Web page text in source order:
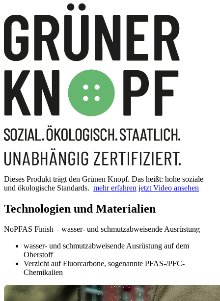
Dieses Produkt trägt den Grünen Knopf. Das heißt: hohe soziale
und ökologische Standards. mehr erfahren jetzt Video ansehen
Technologien und Materialien
NoPFAS Finish – wasser- und schmutzabweisende Ausrüstung
wasser- und schmutzabweisende Ausrüstung auf dem
Oberstoff
Verzicht auf Fluorcarbone, sogenannte PFAS-/PFC-
Chemikalien